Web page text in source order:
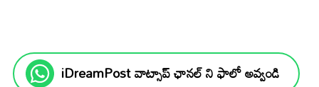
iDreamPost వాట్సాప్ ఛానల్ ని ఫాలో అవ్వండి